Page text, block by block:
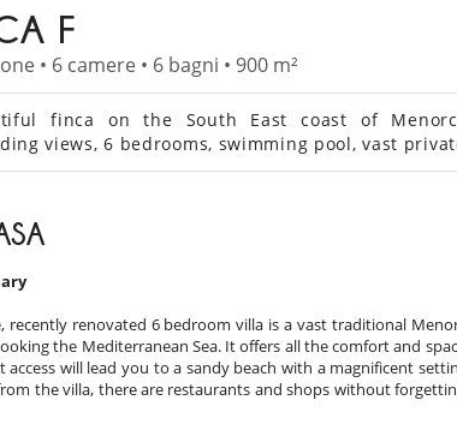
F
• 6 camere • 6 bagni • 900 m²
finca on the South East coast of
views, 6 bedrooms, swimming pool, vast
recently renovated 6 bedroom villa is a vast traditional
the Mediterranean Sea. It offers all the comfort and
access will lead you to a sandy beach with a magnificent
the villa, there are restaurants and shops without